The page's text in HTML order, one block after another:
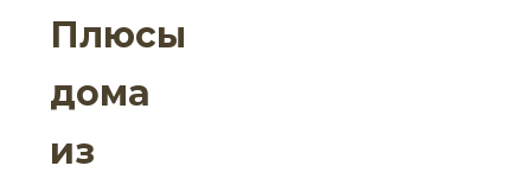
Плюсы
дома
из